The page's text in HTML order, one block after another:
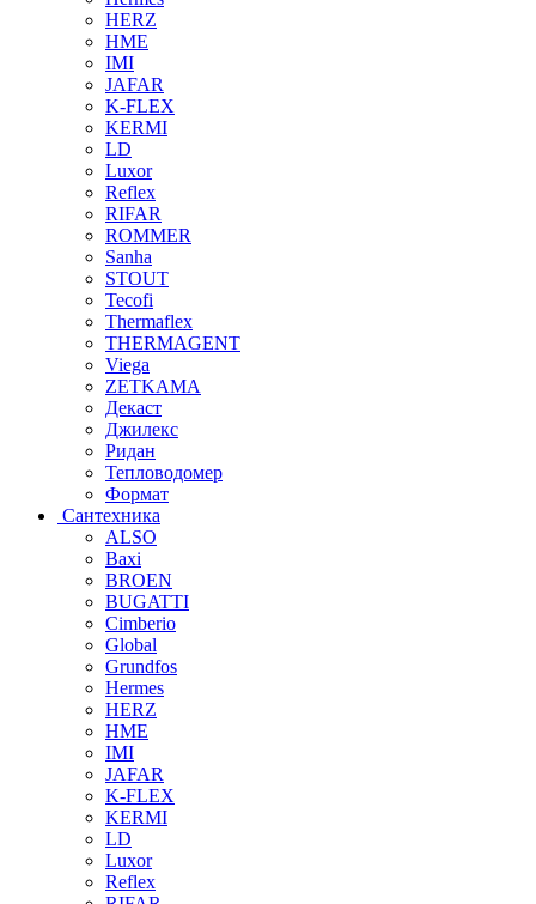
HERZ
HME
IMI
JAFAR
K-FLEX
KERMI
LD
Luxor
Reflex
RIFAR
ROMMER
Sanha
STOUT
Tecofi
Thermaflex
THERMAGENT
Viega
ZETKAMA
Декаст
Джилекс
Ридан
Тепловодомер
Формат
Сантехника
ALSO
Baxi
BROEN
BUGATTI
Cimberio
Global
Grundfos
Hermes
HERZ
HME
IMI
JAFAR
K-FLEX
KERMI
LD
Luxor
Reflex